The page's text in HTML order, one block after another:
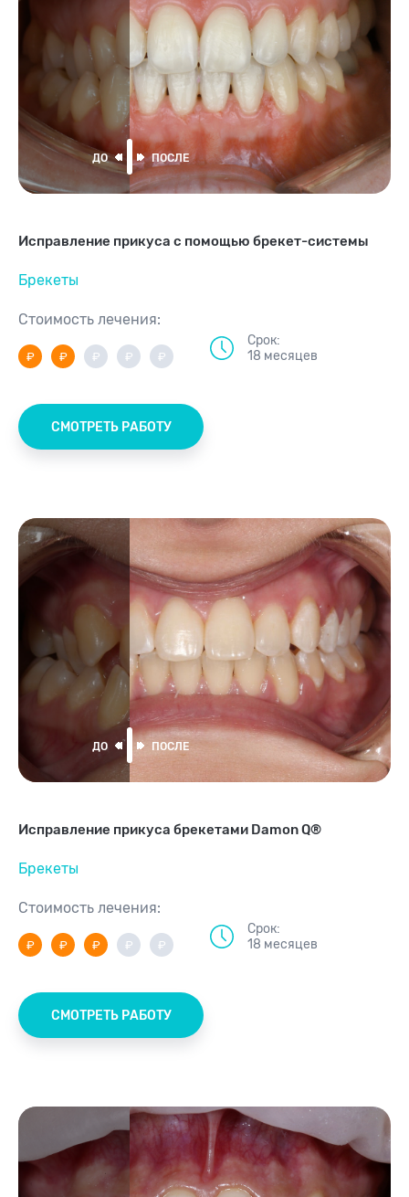
Исправление прикуса с помощью брекет-системы
Брекеты
Стоимость лечения:
Срок:
18 месяцев
СМОТРЕТЬ РАБОТУ
Исправление прикуса брекетами Damon Q®
Брекеты
Стоимость лечения:
Срок:
18 месяцев
СМОТРЕТЬ РАБОТУ